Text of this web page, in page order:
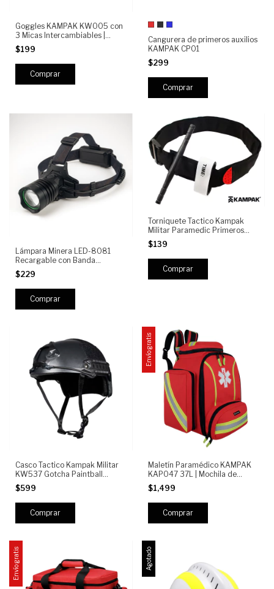
Goggles KAMPAK KW005 con
3 Micas Intercambiables |
Antiempañantes, Protección
UV400, Policarbonato
Resistente
$199
Cangurera de primeros auxilios
KAMPAK CP01
$299
Comprar
Lámpara Minera LED-8081
Recargable con Banda
Ajustable, Luz Frontal Potente,
Trabajo y Camping
$229
Torniquete Tactico Kampak
Militar Paramedic Primeros
Auxilio
$139
Casco Tactico Kampak Militar
KW537 Gotcha Paintball
Airsoft
$599
Envío gratis
Maletín Paramédico KAMPAK
KAP047 37L | Mochila de
Emergencias Médicas con
Organizador Interno, Material
Reflectante y Compartimentos
Profesionales
$1,499
Envío gratis Agotado